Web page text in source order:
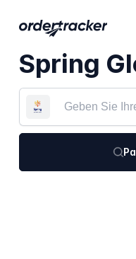
Spring